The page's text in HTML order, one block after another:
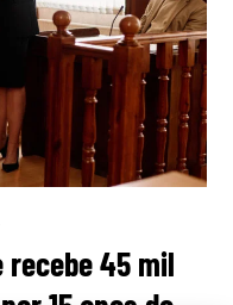
recebe 45 mil